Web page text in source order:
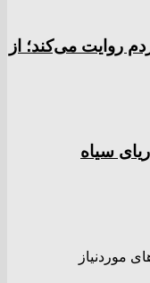
روایت می‌کند؛ از
سیاه
موردنیاز